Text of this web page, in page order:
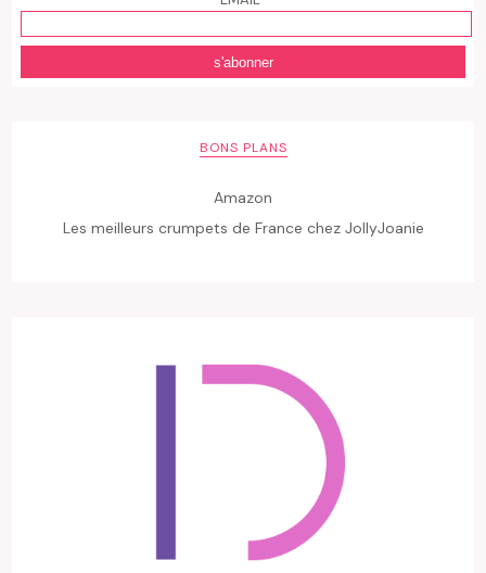
BONS PLANS
Amazon
Les meilleurs crumpets de France chez JollyJoanie